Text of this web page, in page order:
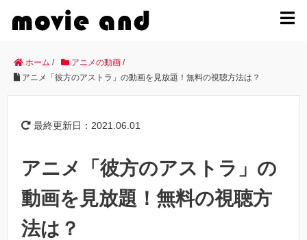
ホーム / アニメの動画 /
アニメ「彼方のアストラ」の動画を見放題！無料の視聴方法は？
最終更新日：2021.06.01
アニメ「彼方のアストラ」の
動画を見放題！無料の視聴方
法は？